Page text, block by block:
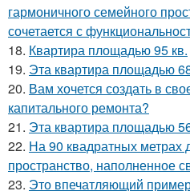
гармоничного семейного
сочетается с
18. Квартира площадью 95 кв.
19. Эта квартира площадью
20. Вам хочется создать в
капитального ремонта?
21. Эта квартира площадью
22. На 90 квадратных метрах
пространство, наполненное
23. Это впечатляющий